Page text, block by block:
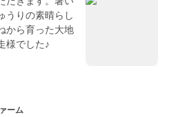
うりの素晴らし
から育った大地
様でした♪
ーム